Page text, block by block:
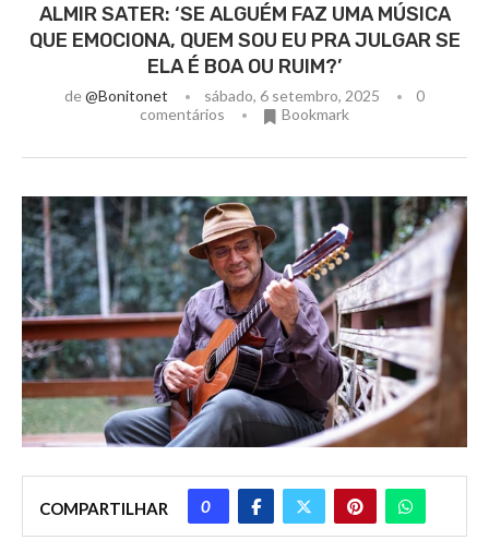
ALMIR SATER: ‘SE ALGUÉM FAZ UMA MÚSICA
QUE EMOCIONA, QUEM SOU EU PRA JULGAR SE
ELA É BOA OU RUIM?’
de@bonitonet sábado, 6 setembro, 2025
0
comentários
Bookmark
COMPARTILHAR 0